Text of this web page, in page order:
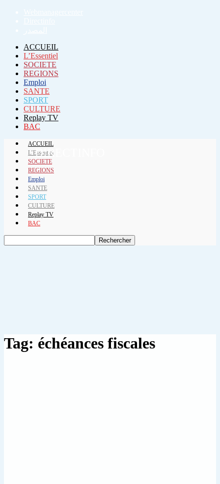
ACCUEIL
L’Essentiel
SOCIETE
REGIONS
Emploi
SANTE
SPORT
CULTURE
Replay TV
BAC
DIRECTINFO
ACCUEIL
L’Essentiel
SOCIETE
REGIONS
Emploi
SANTE
SPORT
CULTURE
Replay TV
BAC
Tag: échéances fiscales